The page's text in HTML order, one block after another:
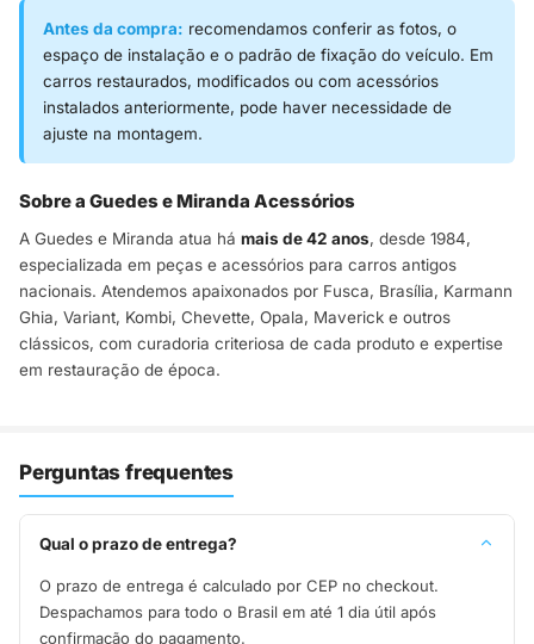
Antes da compra: recomendamos conferir as fotos, o
espaço de instalação e o padrão de fixação do veículo. Em
carros restaurados, modificados ou com acessórios
instalados anteriormente, pode haver necessidade de
ajuste na montagem.
Sobre a Guedes e Miranda Acessórios
A Guedes e Miranda atua há mais de 42 anos, desde 1984,
especializada em peças e acessórios para carros antigos
nacionais. Atendemos apaixonados por Fusca, Brasília, Karmann
Ghia, Variant, Kombi, Chevette, Opala, Maverick e outros
clássicos, com curadoria criteriosa de cada produto e expertise
em restauração de época.
Perguntas frequentes
Qual o prazo de entrega?
O prazo de entrega é calculado por CEP no checkout.
Despachamos para todo o Brasil em até 1 dia útil após
confirmação do pagamento.